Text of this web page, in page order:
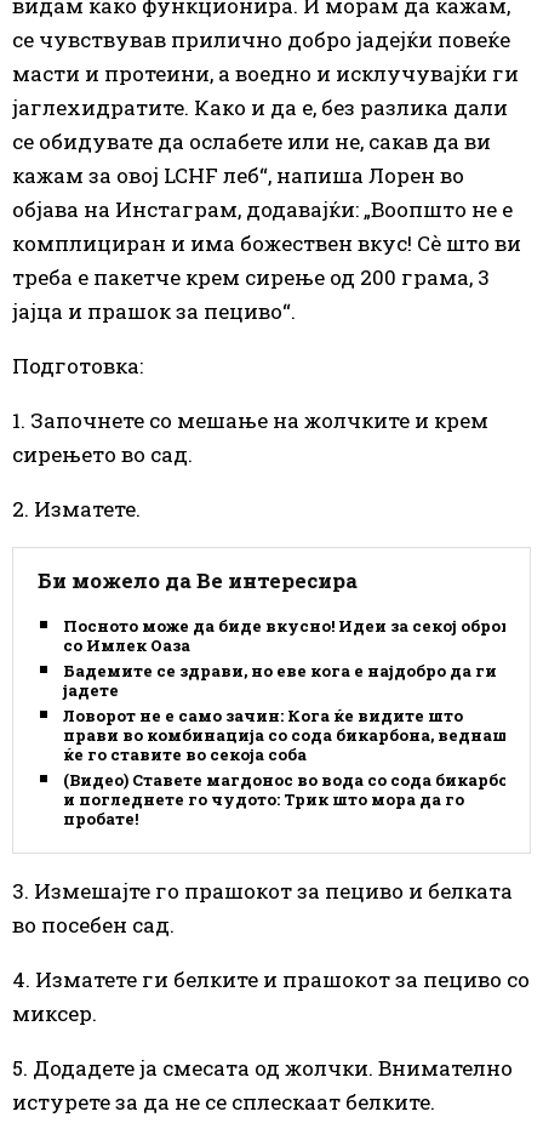
се чувствував прилично добро јадејќи повеќе
масти и протеини, а воедно и исклучувајќи ги
јаглехидратите. Како и да е, без разлика дали
се обидувате да ослабете или не, сакав да ви
кажам за овој LCHF леб“, напиша Лорен во
објава на Инстаграм, додавајќи: „Воопшто не е
комплициран и има божествен вкус! Сè што ви
треба е пакетче крем сирење од 200 грама, 3
јајца и прашок за пециво“.
Подготовка:
1. Започнете со мешање на жолчките и крем
сирењето во сад.
2. Изматете.
Би можело да Ве интересира
Посното може да биде вкусно! Идеи за секој оброк
со Имлек Оаза
Бадемите се здрави, но еве кога е најдобро да ги
јадете
Ловорот не е само зачин: Кога ќе видите што
прави во комбинација со сода бикарбона, веднаш
ќе го ставите во секоја соба
(Видео) Ставете магдонос во вода со сода бикарбона
и погледнете го чудото: Трик што мора да го
пробате!
3. Измешајте го прашокот за пециво и белката
во посебен сад.
4. Изматете ги белките и прашокот за пециво со
миксер.
5. Додадете ја смесата од жолчки. Внимателно
истурете за да не се сплескаат белките.